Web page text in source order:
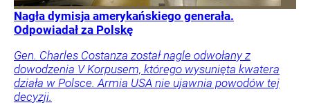
Nagła dymisja amerykańskiego generała.
Odpowiadał za Polskę
Gen. Charles Costanza został nagle odwołany z
dowodzenia V Korpusem, którego wysunięta kwatera
działa w Polsce. Armia USA nie ujawnia powodów tej
decyzji.